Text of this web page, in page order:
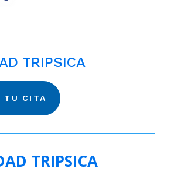
TRIPSICA
TU CITA
TRIPSICA